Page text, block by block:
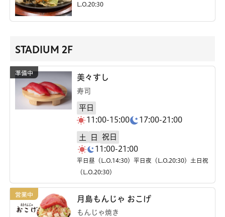
L.O.20:30
STADIUM 2F
美々すし
寿司
平日
11:00-15:00
17:00-21:00
土 日
祝日
11:00-21:00
平日昼（L.O.14:30）平日夜（L.O.20:30）土日祝
（L.O.20:30）
月島もんじゃ おこげ
もんじゃ焼き